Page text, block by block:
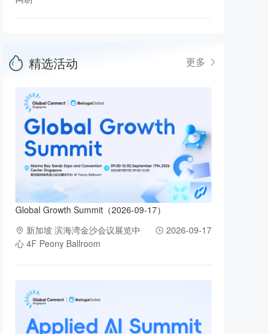
精选活动 更多
Global Growth Summit（2026-09-17）
新加坡 滨海湾金沙会议展览中
心 4F Peony Ballroom
2026-09-17